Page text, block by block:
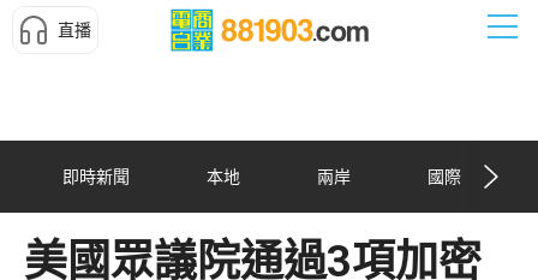
直播
即時新聞 本地 兩岸 國際
美國眾議院通過3項加密